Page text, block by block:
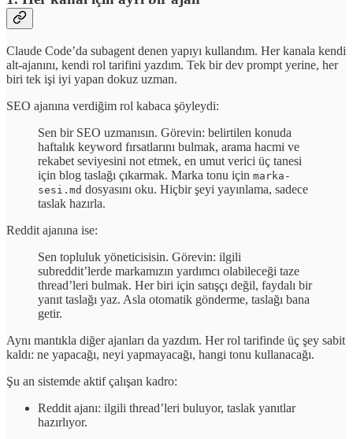
Claude Code’da subagent denen yapıyı kullandım. Her kanala kendi
alt-ajanını, kendi rol tarifini yazdım. Tek bir dev prompt yerine, her
biri tek işi iyi yapan dokuz uzman.
SEO ajanına verdiğim rol kabaca şöyleydi:
Sen bir SEO uzmanısın. Görevin: belirtilen konuda
haftalık keyword fırsatlarını bulmak, arama hacmi ve
rekabet seviyesini not etmek, en umut verici üç tanesi
için blog taslağı çıkarmak. Marka tonu için marka-
sesi.md dosyasını oku. Hiçbir şeyi yayınlama, sadece
taslak hazırla.
Reddit ajanına ise:
Sen topluluk yöneticisisin. Görevin: ilgili
subreddit’lerde markamızın yardımcı olabileceği taze
thread’leri bulmak. Her biri için satışçı değil, faydalı bir
yanıt taslağı yaz. Asla otomatik gönderme, taslağı bana
getir.
Aynı mantıkla diğer ajanları da yazdım. Her rol tarifinde üç şey sabit
kaldı: ne yapacağı, neyi yapmayacağı, hangi tonu kullanacağı.
Şu an sistemde aktif çalışan kadro:
Reddit ajanı: ilgili thread’leri buluyor, taslak yanıtlar
hazırlıyor.